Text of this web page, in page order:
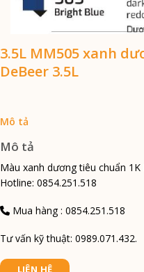
3.5L MM505 xanh
DeBeer 3.5L
Mô tả
Màu xanh dương tiêu chuẩn
Hotline: 0854.251.518
Mua hàng : 0854.251.518
Tư vấn kỹ thuật: 0989.071.432.
LIÊN HỆ